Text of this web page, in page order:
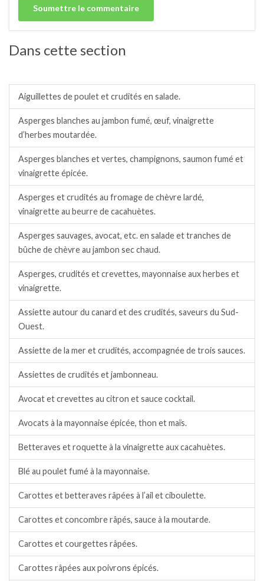
Dans cette section
Aiguillettes de poulet et crudités en salade.
Asperges blanches au jambon fumé, œuf, vinaigrette
d’herbes moutardée.
Asperges blanches et vertes, champignons, saumon fumé et
vinaigrette épicée.
Asperges et crudités au fromage de chèvre lardé,
vinaigrette au beurre de cacahuètes.
Asperges sauvages, avocat, etc. en salade et tranches de
bûche de chèvre au jambon sec chaud.
Asperges, crudités et crevettes, mayonnaise aux herbes et
vinaigrette.
Assiette autour du canard et des crudités, saveurs du Sud-
Ouest.
Assiette de la mer et crudités, accompagnée de trois sauces.
Assiettes de crudités et jambonneau.
Avocat et crevettes au citron et sauce cocktail.
Avocats à la mayonnaise épicée, thon et maïs.
Betteraves et roquette à la vinaigrette aux cacahuètes.
Blé au poulet fumé à la mayonnaise.
Carottes et betteraves râpées à l’ail et ciboulette.
Carottes et concombre râpés, sauce à la moutarde.
Carottes et courgettes râpées.
Carottes râpées aux poivrons épicés.